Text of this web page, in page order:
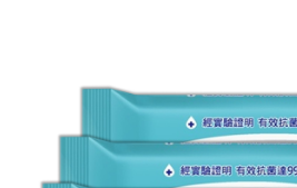
ATM／網路銀行／等多元方式進行付款，方
※ 請注意：結帳手續完成當下不需立刻繳費
購買商品的店家。未經商家同意取消之訂單
後付繳納相關費用。
※ 交易是否成功請以「AFTEE先享後付 」之
每筆NT$60，滿NT$599(含以上)免運費
付款後7-11取貨